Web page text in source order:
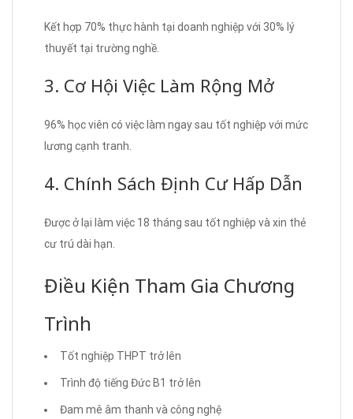
Kết hợp 70% thực hành tại doanh nghiệp với 30% lý
thuyết tại trường nghề.
3. Cơ Hội Việc Làm Rộng Mở
96% học viên có việc làm ngay sau tốt nghiệp với mức
lương cạnh tranh.
4. Chính Sách Định Cư Hấp Dẫn
Được ở lại làm việc 18 tháng sau tốt nghiệp và xin thẻ
cư trú dài hạn.
Điều Kiện Tham Gia Chương
Trình
Tốt nghiệp THPT trở lên
Trình độ tiếng Đức B1 trở lên
Đam mê âm thanh và công nghệ